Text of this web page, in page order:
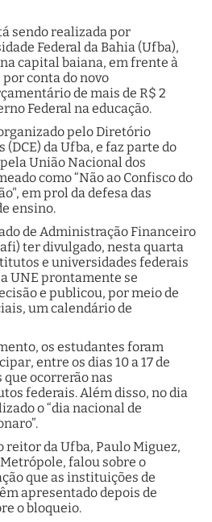
sendo realizada por
Federal da Bahia (Ufba),
capital baiana, em frente à
conta do novo
de mais de R$ 2
Federal na educação.
pelo Diretório
da Ufba, e faz parte do
União Nacional dos
como “Não ao Confisco do
em prol da defesa das
ensino.
de Administração Financeiro
ter divulgado, nesta quarta
e universidades federais
UNE prontamente se
e publicou, por meio de
um calendário de
os estudantes foram
entre os dias 10 a 17 de
ocorrerão nas
federais. Além disso, no dia
o “dia nacional de
reitor da Ufba, Paulo Miguez,
falou sobre o
que as instituições de
apresentado depois de
o bloqueio.